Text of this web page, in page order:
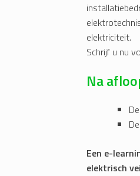
elektriciteit.
Schrijf u nu
Na
Een e-
elektrisch